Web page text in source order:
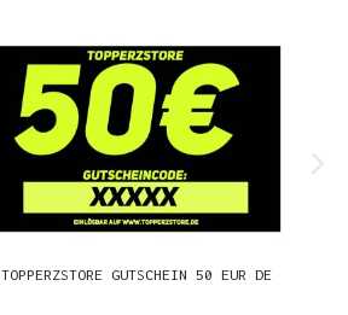
TOPPERZSTORE GUTSCHEIN 50 EUR DE